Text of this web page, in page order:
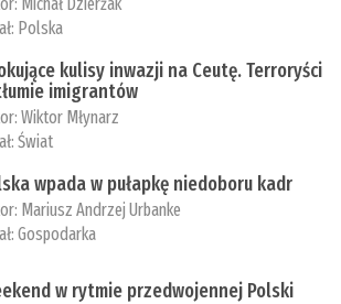
Polska
kulisy inwazji na Ceutę. Terroryści
imigrantów
Wiktor Młynarz
Świat
wpada w pułapkę niedoboru kadr
Mariusz Andrzej Urbanke
Gospodarka
w rytmie przedwojennej Polski